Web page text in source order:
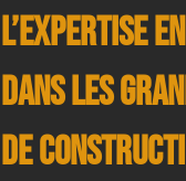
l’expertise
dans les
de